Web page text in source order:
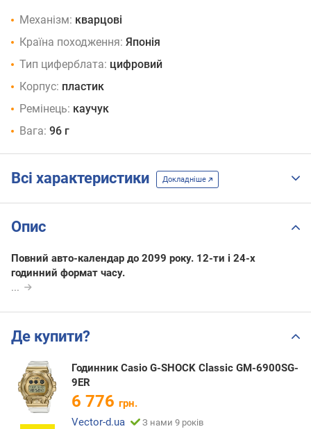
Механізм: кварцові
Країна походження: Японія
Тип циферблата: цифровий
Корпус: пластик
Ремінець: каучук
Вага: 96 г
Всі характеристики Докладніше
Опис
Повний авто-календар до 2099 року. 12-ти і 24-х
годинний формат часу.
...
Де купити?
Годинник Casio G-SHOCK Classic GM-6900SG-
9ER
6 776 грн.
Vector-d.ua
З нами 9 років